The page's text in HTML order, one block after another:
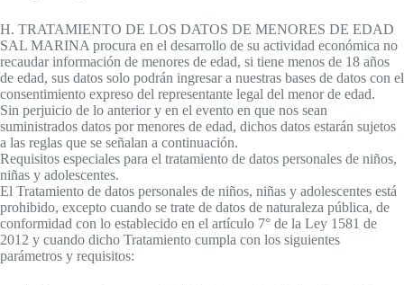
H. TRATAMIENTO DE LOS DATOS DE MENORES DE EDAD
SAL MARINA procura en el desarrollo de su actividad económica no
recaudar información de menores de edad, si tiene menos de 18 años
de edad, sus datos solo podrán ingresar a nuestras bases de datos con el
consentimiento expreso del representante legal del menor de edad.
Sin perjuicio de lo anterior y en el evento en que nos sean
suministrados datos por menores de edad, dichos datos estarán sujetos
a las reglas que se señalan a continuación.
Requisitos especiales para el tratamiento de datos personales de niños,
niñas y adolescentes.
El Tratamiento de datos personales de niños, niñas y adolescentes está
prohibido, excepto cuando se trate de datos de naturaleza pública, de
conformidad con lo establecido en el artículo 7° de la Ley 1581 de
2012 y cuando dicho Tratamiento cumpla con los siguientes
parámetros y requisitos: